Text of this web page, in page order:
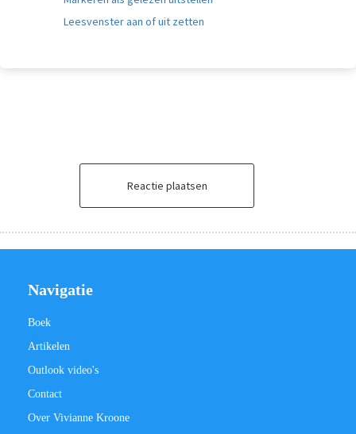
Leesvenster aan of uit zetten
Reactie plaatsen
Navigatie
Boek
Artikelen
Outlook video's
Contact
Over Vivianne Kroone